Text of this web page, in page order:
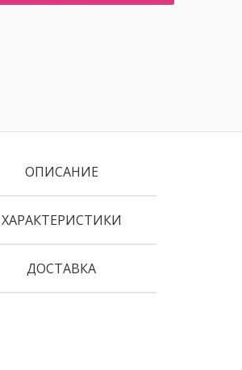
ОПИСАНИЕ
ХАРАКТЕРИСТИКИ
ДОСТАВКА